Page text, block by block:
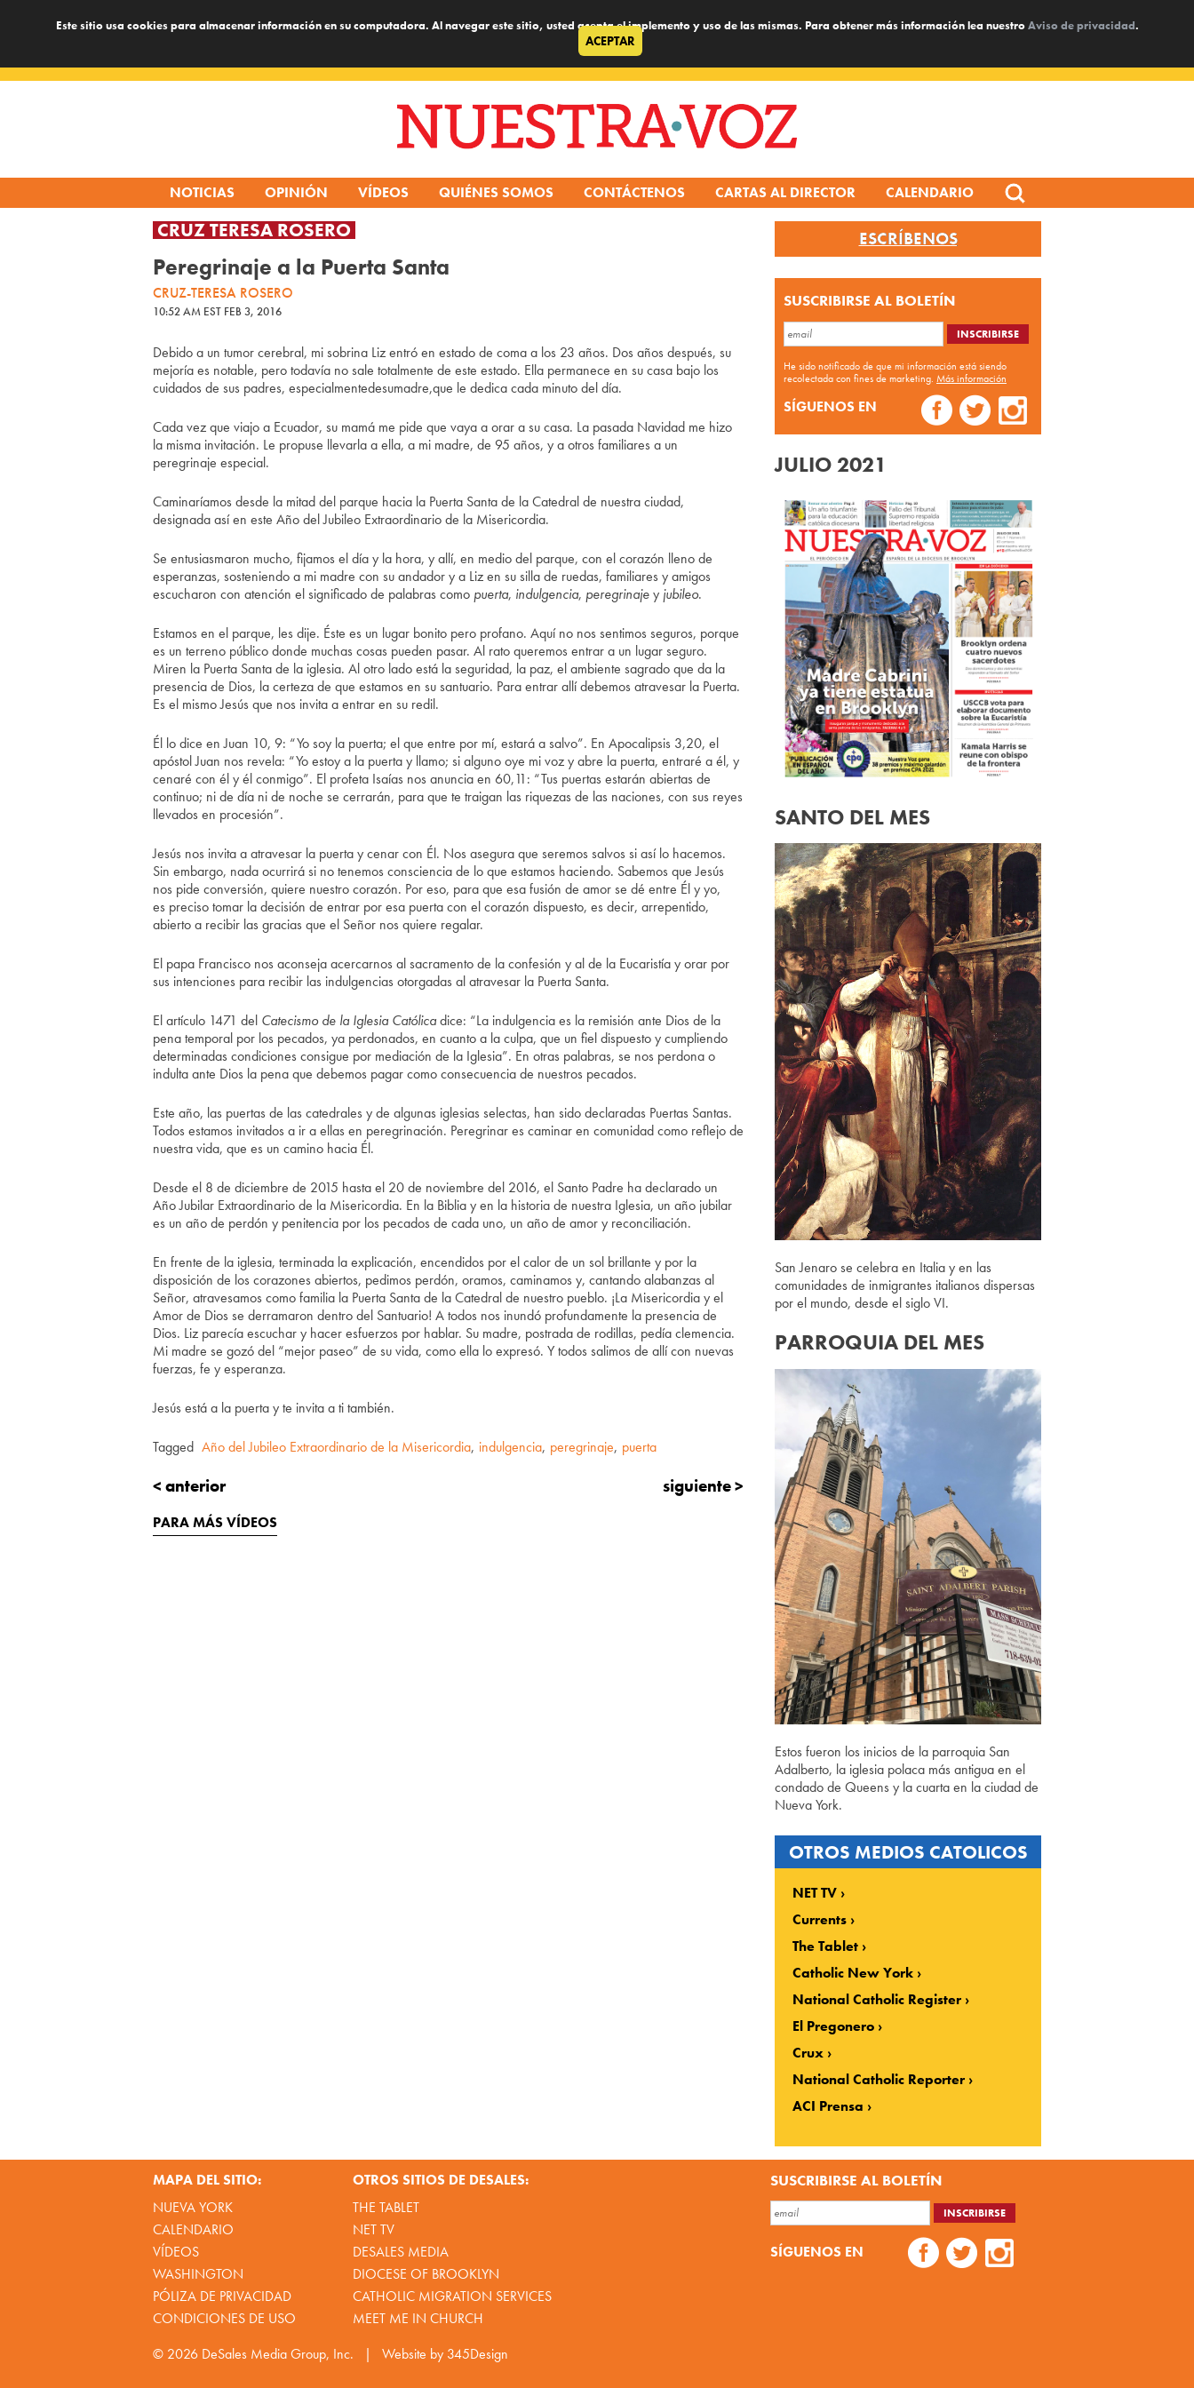
Este sitio usa cookies para almacenar información en su computadora. Al navegar este sitio, usted acepta el implemento y uso de las mismas. Para obtener más información lea nuestroAviso de privacidad.
ACEPTAR
NOTICIAS OPINIÓN VÍDEOS QUIÉNES SOMOS CONTÁCTENOS CARTAS AL DIRECTOR CALENDARIO
Search
for:
CRUZ TERESA ROSERO
Peregrinaje a la Puerta Santa
CRUZ-TERESA ROSERO
10:52 AM EST FEB 3, 2016
Debido a un tumor cerebral, mi sobrina Liz entró en estado de coma a los 23 años. Dos años después, su
mejoría es notable, pero todavía no sale totalmente de este estado. Ella permanece en su casa bajo los
cuidados de sus padres, especialmentedesumadre,que le dedica cada minuto del día.
Cada vez que viajo a Ecuador, su mamá me pide que vaya a orar a su casa. La pasada Navidad me hizo
la misma invitación. Le propuse llevarla a ella, a mi madre, de 95 años, y a otros familiares a un
peregrinaje especial.
Caminaríamos desde la mitad del parque hacia la Puerta Santa de la Catedral de nuestra ciudad,
designada así en este Año del Jubileo Extraordinario de la Misericordia.
Se entusiasmaron mucho, fijamos el día y la hora, y allí, en medio del parque, con el corazón lleno de
esperanzas, sosteniendo a mi madre con su andador y a Liz en su silla de ruedas, familiares y amigos
escucharon con atención el significado de palabras como puerta, indulgencia, peregrinajey jubileo.
Estamos en el parque, les dije. Éste es un lugar bonito pero profano. Aquí no nos sentimos seguros, porque
es un terreno público donde muchas cosas pueden pasar. Al rato queremos entrar a un lugar seguro.
Miren la Puerta Santa de la iglesia. Al otro lado está la seguridad, la paz, el ambiente sagrado que da la
presencia de Dios, la certeza de que estamos en su santuario. Para entrar allí debemos atravesar la Puerta.
Es el mismo Jesús que nos invita a entrar en su redil.
Él lo dice en Juan 10, 9: “Yo soy la puerta; el que entre por mí, estará a salvo”. En Apocalipsis 3,20, el
apóstol Juan nos revela: “Yo estoy a la puerta y llamo; si alguno oye mi voz y abre la puerta, entraré a él, y
cenaré con él y él conmigo”. El profeta Isaías nos anuncia en 60,11: “Tus puertas estarán abiertas de
continuo; ni de día ni de noche se cerrarán, para que te traigan las riquezas de las naciones, con sus reyes
llevados en procesión”.
Jesús nos invita a atravesar la puerta y cenar con Él. Nos asegura que seremos salvos si así lo hacemos.
Sin embargo, nada ocurrirá si no tenemos consciencia de lo que estamos haciendo. Sabemos que Jesús
nos pide conversión, quiere nuestro corazón. Por eso, para que esa fusión de amor se dé entre Él y yo,
es preciso tomar la decisión de entrar por esa puerta con el corazón dispuesto, es decir, arrepentido,
abierto a recibir las gracias que el Señor nos quiere regalar.
El papa Francisco nos aconseja acercarnos al sacramento de la confesión y al de la Eucaristía y orar por
sus intenciones para recibir las indulgencias otorgadas al atravesar la Puerta Santa.
El artículo 1471 del Catecismo de la Iglesia Católicadice: “La indulgencia es la remisión ante Dios de la
pena temporal por los pecados, ya perdonados, en cuanto a la culpa, que un fiel dispuesto y cumpliendo
determinadas condiciones consigue por mediación de la Iglesia”. En otras palabras, se nos perdona o
indulta ante Dios la pena que debemos pagar como consecuencia de nuestros pecados.
Este año, las puertas de las catedrales y de algunas iglesias selectas, han sido declaradas Puertas Santas.
Todos estamos invitados a ir a ellas en peregrinación. Peregrinar es caminar en comunidad como reflejo de
nuestra vida, que es un camino hacia Él.
Desde el 8 de diciembre de 2015 hasta el 20 de noviembre del 2016, el Santo Padre ha declarado un
Año Jubilar Extraordinario de la Misericordia. En la Biblia y en la historia de nuestra Iglesia, un año jubilar
es un año de perdón y penitencia por los pecados de cada uno, un año de amor y reconciliación.
En frente de la iglesia, terminada la explicación, encendidos por el calor de un sol brillante y por la
disposición de los corazones abiertos, pedimos perdón, oramos, caminamos y, cantando alabanzas al
Señor, atravesamos como familia la Puerta Santa de la Catedral de nuestro pueblo. ¡La Misericordia y el
Amor de Dios se derramaron dentro del Santuario! A todos nos inundó profundamente la presencia de
Dios. Liz parecía escuchar y hacer esfuerzos por hablar. Su madre, postrada de rodillas, pedía clemencia.
Mi madre se gozó del “mejor paseo” de su vida, como ella lo expresó. Y todos salimos de allí con nuevas
fuerzas, fe y esperanza.
Jesús está a la puerta y te invita a ti también.
Tagged Año del Jubileo Extraordinario de la Misericordia, indulgencia, peregrinaje, puerta
< anterior siguiente >
PARA MÁS VÍDEOS
ESCRÍBENOS
SUSCRIBIRSE AL BOLETÍN
He sido notificado de que mi información está siendo
recolectada con fines de marketing. Más información
SÍGUENOS EN
JULIO 2021
SANTO DEL MES
San Jenaro se celebra en Italia y en las
comunidades de inmigrantes italianos dispersas
por el mundo, desde el siglo VI.
PARROQUIA DEL MES
Estos fueron los inicios de la parroquia San
Adalberto, la iglesia polaca más antigua en el
condado de Queens y la cuarta en la ciudad de
Nueva York.
OTROS MEDIOS CATOLICOS
NET TV
Currents
The Tablet
Catholic New York
National Catholic Register
El Pregonero
Crux
National Catholic Reporter
ACI Prensa
MAPA DEL SITIO:
NUEVA YORK
CALENDARIO
VÍDEOS
WASHINGTON
PÓLIZA DE PRIVACIDAD
CONDICIONES DE USO
OTROS SITIOS DE DESALES:
THE TABLET
NET TV
DESALES MEDIA
DIOCESE OF BROOKLYN
CATHOLIC MIGRATION SERVICES
MEET ME IN CHURCH
SUSCRIBIRSE AL BOLETÍN
SÍGUENOS EN
© 2026 DeSales Media Group, Inc. | Website by 345Design